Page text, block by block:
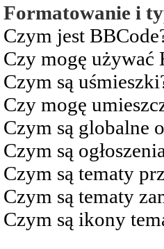
Formatowanie i
Czym jest
Czy mogę używać
Czym są
Czy mogę
Czym są globalne
Czym są
Czym są tematy
Czym są tematy
Czym są ikony